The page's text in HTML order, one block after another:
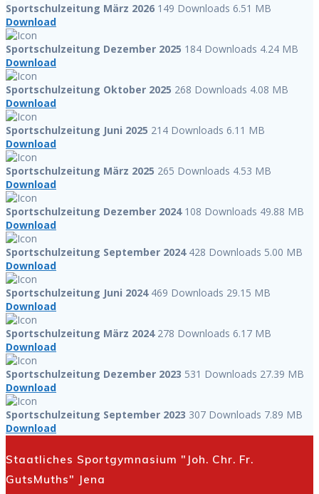
Sportschulzeitung März 2026 149 Downloads 6.51 MB
Download
Sportschulzeitung Dezember 2025 184 Downloads 4.24 MB
Download
Sportschulzeitung Oktober 2025 268 Downloads 4.08 MB
Download
Sportschulzeitung Juni 2025 214 Downloads 6.11 MB
Download
Sportschulzeitung März 2025 265 Downloads 4.53 MB
Download
Sportschulzeitung Dezember 2024 108 Downloads 49.88 MB
Download
Sportschulzeitung September 2024 428 Downloads 5.00 MB
Download
Sportschulzeitung Juni 2024 469 Downloads 29.15 MB
Download
Sportschulzeitung März 2024 278 Downloads 6.17 MB
Download
Sportschulzeitung Dezember 2023 531 Downloads 27.39 MB
Download
Sportschulzeitung September 2023 307 Downloads 7.89 MB
Download
Staatliches Sportgymnasium "Joh. Chr. Fr.
GutsMuths" Jena